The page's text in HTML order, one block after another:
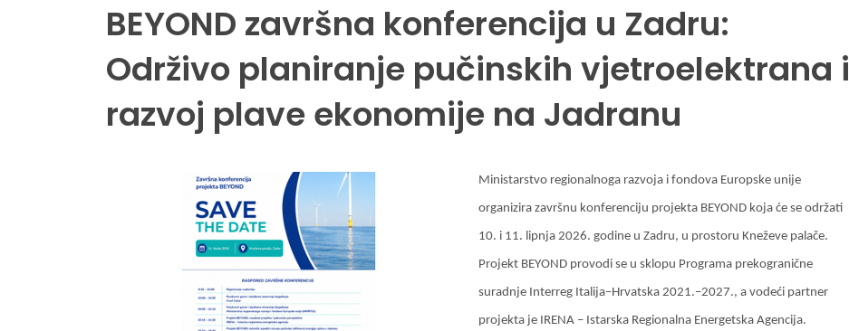
BEYOND završna konferencija u Zadru:
Održivo planiranje pučinskih vjetroelektrana i
razvoj plave ekonomije na Jadranu
Ministarstvo regionalnoga razvoja i fondova Europske unije
organizira završnu konferenciju projekta BEYOND koja će se održati
10. i 11. lipnja 2026. godine u Zadru, u prostoru Kneževe palače.
Projekt BEYOND provodi se u sklopu Programa prekogranične
suradnje Interreg Italija–Hrvatska 2021.–2027., a vodeći partner
projekta je IRENA – Istarska Regionalna Energetska Agencija.